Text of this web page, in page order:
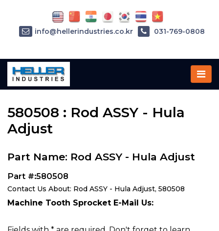
Home»Parts»580508
580508 : Rod ASSY - Hula
Adjust
Part Name: Rod ASSY - Hula Adjust
Part #:580508
Contact Us About: Rod ASSY - Hula Adjust, 580508
Machine Tooth Sprocket E-Mail Us:
info@hellerindustries.co.kr 031-769-0808